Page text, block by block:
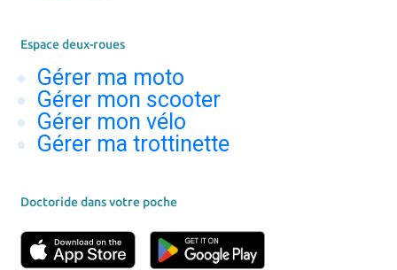
Espace deux-roues
Gérer ma moto
Gérer mon scooter
Gérer mon vélo
Gérer ma trottinette
Doctoride dans votre poche